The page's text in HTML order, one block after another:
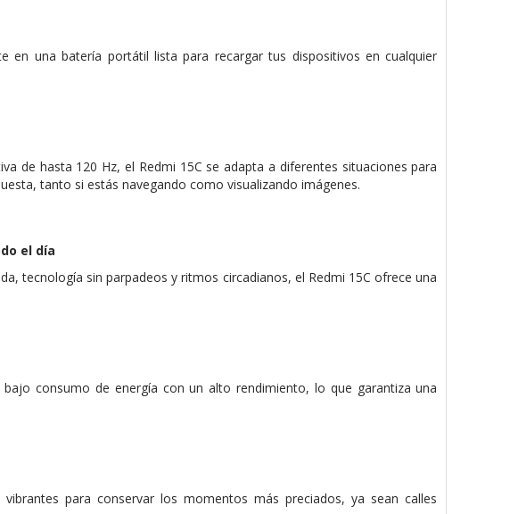
en una batería portátil lista para recargar tus dispositivos en cualquier
de hasta 120 Hz, el Redmi 15C se adapta a diferentes situaciones para
tanto si estás navegando como visualizando imágenes.
el día
tecnología sin parpadeos y ritmos circadianos, el Redmi 15C ofrece una
consumo de energía con un alto rendimiento, lo que garantiza una
para conservar los momentos más preciados, ya sean calles